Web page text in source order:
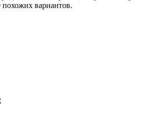
похожих вариантов.